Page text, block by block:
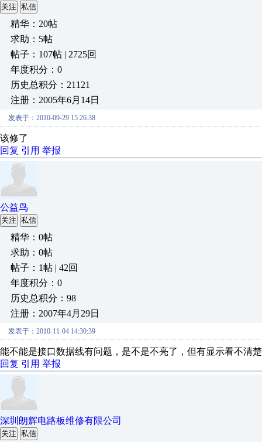
关注 私信
精华：20帖
求助：5帖
帖子：107帖 | 2725回
年度积分：0
历史总积分：21121
注册：2005年6月14日
发表于：2010-09-29 15:26:38
该修了
回复 引用 举报
公益鸟
关注 私信
精华：0帖
求助：0帖
帖子：1帖 | 42回
年度积分：0
历史总积分：98
注册：2007年4月29日
发表于：2010-11-04 14:30:39
能不能是接口数据线有问题，是不是不亮了，但有显示看不清
回复 引用 举报
深圳朗辉电路板维修有限公司
关注 私信